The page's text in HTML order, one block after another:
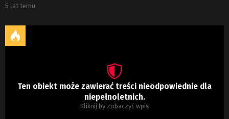
5 lat temu
Ten obiekt może zawierać treści nieodpowiednie dla
niepełnoletnich.
Kliknij by zobaczyć wpis